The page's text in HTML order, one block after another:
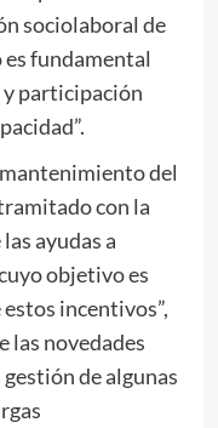
sociolaboral de
es fundamental
y participación
del
con la
ayudas a
objetivo es
incentivos”,
las novedades
de algunas